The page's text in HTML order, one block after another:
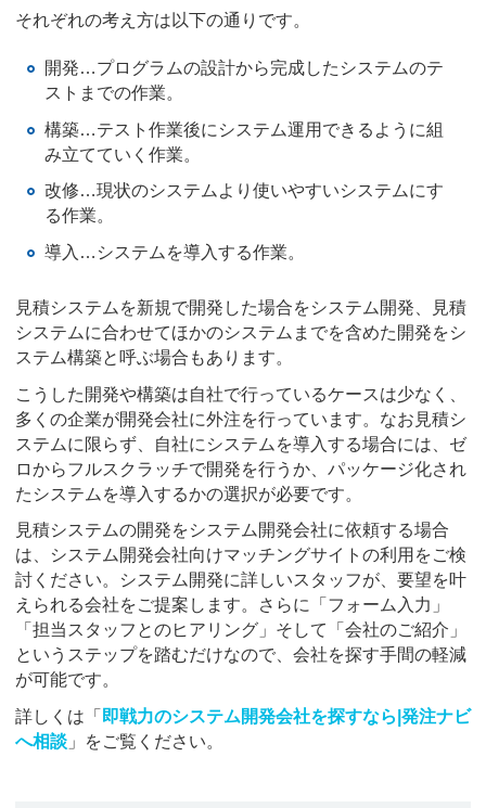
それぞれの考え方は以下の通りです。
開発…プログラムの設計から完成したシステムのテ
ストまでの作業。
構築…テスト作業後にシステム運用できるように組
み立てていく作業。
改修…現状のシステムより使いやすいシステムにす
る作業。
導入…システムを導入する作業。
見積システムを新規で開発した場合をシステム開発、見積
システムに合わせてほかのシステムまでを含めた開発をシ
ステム構築と呼ぶ場合もあります。
こうした開発や構築は自社で行っているケースは少なく、
多くの企業が開発会社に外注を行っています。なお見積シ
ステムに限らず、自社にシステムを導入する場合には、ゼ
ロからフルスクラッチで開発を行うか、パッケージ化され
たシステムを導入するかの選択が必要です。
見積システムの開発をシステム開発会社に依頼する場合
は、システム開発会社向けマッチングサイトの利用をご検
討ください。システム開発に詳しいスタッフが、要望を叶
えられる会社をご提案します。さらに「フォーム入力」
「担当スタッフとのヒアリング」そして「会社のご紹介」
というステップを踏むだけなので、会社を探す手間の軽減
が可能です。
詳しくは「 即戦力のシステム開発会社を探すなら|発注ナビ
へ相談 」をご覧ください。